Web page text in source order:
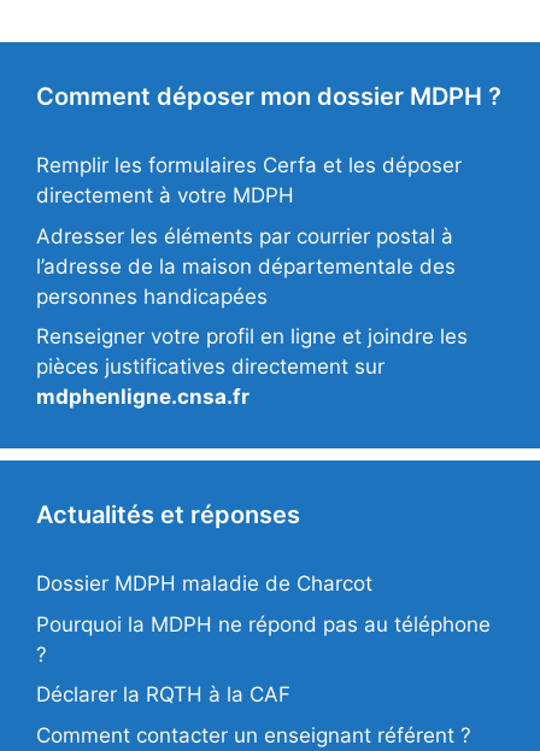
Comment déposer mon dossier MDPH ?
Remplir les formulaires Cerfa et les déposer
directement à votre MDPH
Adresser les éléments par courrier postal à
l’adresse de la maison départementale des
personnes handicapées
Renseigner votre profil en ligne et joindre les
pièces justificatives directement sur
mdphenligne.cnsa.fr
Actualités et réponses
Dossier MDPH maladie de Charcot
Pourquoi la MDPH ne répond pas au téléphone
?
Déclarer la RQTH à la CAF
Comment contacter un enseignant référent ?